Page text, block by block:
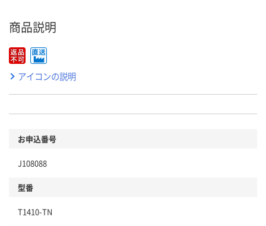
商品説明
アイコンの説明
お申込番号
J108088
型番
T1410-TN